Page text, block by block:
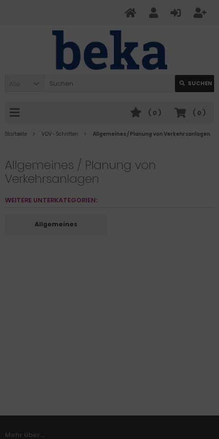
Alle SUCHEN
( 0 )
( 0 )
Startseite VDV - Schriften Allgemeines / Planung von Verkehrsanlagen
Allgemeines / Planung von
Verkehrsanlagen
WEITERE UNTERKATEGORIEN:
Allgemeines
Mehr über...